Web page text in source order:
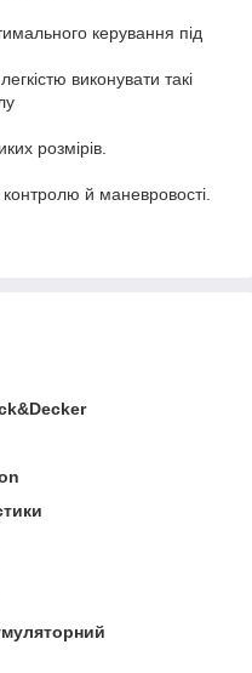
керування під
виконувати такі
розмірів.
й маневровості.